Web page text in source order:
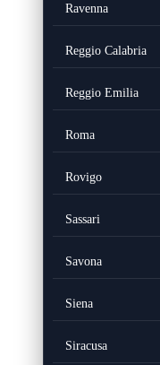
Ravenna
Reggio Calabria
Reggio Emilia
Roma
Rovigo
Sassari
Savona
Siena
Siracusa